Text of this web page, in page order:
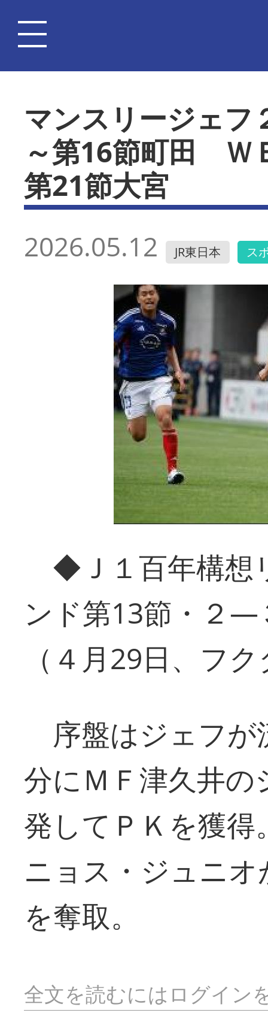
マンスリージェ
～第16節町田 Ｗ
第21節大宮
2026.05.12 JR東日本 ス
◆Ｊ１百年構想
ンド第13節・２―
（４月29日、フ
序盤はジェフが
分にＭＦ津久井
発してＰＫを獲
ニョス・ジュニ
を奪取。
全文を読むにはログイン